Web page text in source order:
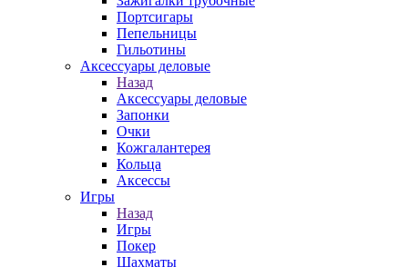
Портсигары
Пепельницы
Гильотины
Аксессуары деловые
Назад
Аксессуары деловые
Запонки
Очки
Кожгалантерея
Кольца
Аксессы
Игры
Назад
Игры
Покер
Шахматы